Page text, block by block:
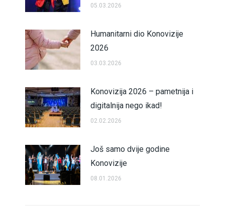
05.03.2026
Humanitarni dio Konovizije
2026
03.03.2026
Konovizija 2026 – pametnija i
digitalnija nego ikad!
02.02.2026
Još samo dvije godine
Konovizije
08.01.2026